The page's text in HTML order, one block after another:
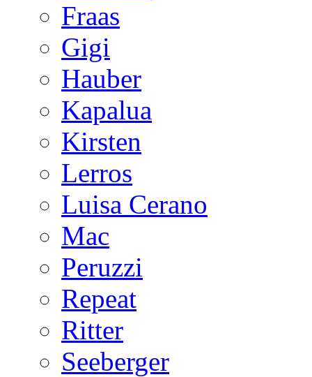
Fraas
Gigi
Hauber
Kapalua
Kirsten
Lerros
Luisa Cerano
Mac
Peruzzi
Repeat
Ritter
Seeberger